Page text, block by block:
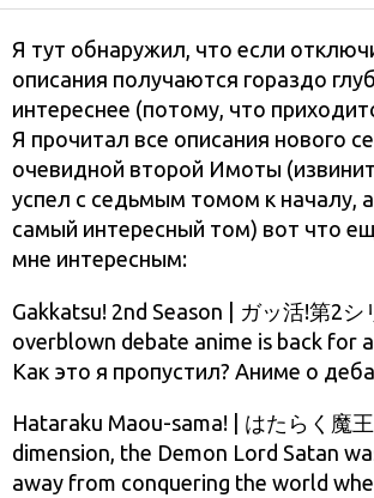
Я тут обнаружил, что если
описания получаются гораздо
интереснее (потому, что
Я прочитал все описания нового
очевидной второй Имоты
успел с седьмым томом к началу,
самый интересный том) вот что
мне интересным:
Gakkatsu! 2nd Season | ガッ活!第2シ
overblown debate anime is back for
Как это я пропустил? Аниме о
Hataraku Maou-sama! | はたらく魔
dimension, the Demon Lord Satan
away from conquering the world